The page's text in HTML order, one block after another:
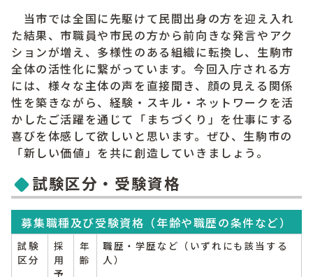
当市では全国に先駆けて民間出身の方を迎え入れ
た結果、市職員や市民の方から前向きな発言やアク
ションが増え、多様性のある組織に転換し、生駒市
全体の活性化に繋がっています。今回入庁される方
には、様々な主体の声を直接聞き、顔の見える関係
性を築きながら、経験・スキル・ネットワークを活
かしたご活躍を通じて「まちづくり」を仕事にする
喜びを体感して欲しいと思います。ぜひ、生駒市の
「新しい価値」を共に創造していきましょう。
試験区分・受験資格
募集職種及び受験資格（年齢や職歴の条件など）
試験
区分
採
用
予
年
齢
職歴・学歴など（いずれにも該当する
人）